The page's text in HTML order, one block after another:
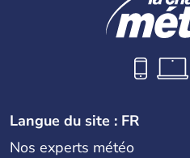
Langue du site : FR
Nos experts météo